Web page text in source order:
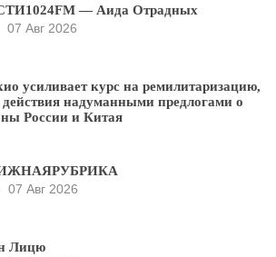
— Аида Отрадных
07 Авг 2026
усиливает курс на ремилитаризацию,
надуманными предлогами о
России и Китая
07 Авг 2026
Лицю